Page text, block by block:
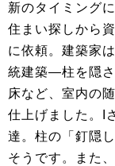
新のタイミング
住まい探しから
に依頼。建築家
統建築―柱を隠
床など、室内の
仕上げました。I
達。柱の「釘隠
そうです。また